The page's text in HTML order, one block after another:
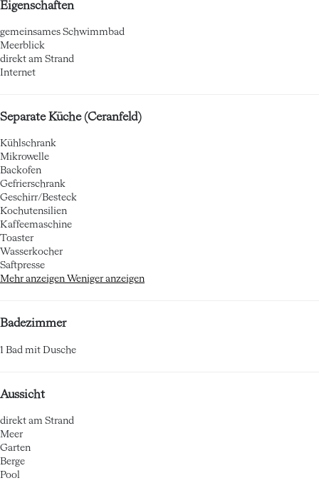
Eigenschaften
gemeinsames Schwimmbad
Meerblick
direkt am Strand
Internet
Separate Küche (Ceranfeld)
Kühlschrank
Mikrowelle
Backofen
Gefrierschrank
Geschirr/Besteck
Kochutensilien
Kaffeemaschine
Toaster
Wasserkocher
Saftpresse
Mehr anzeigen Weniger anzeigen
Badezimmer
1 Bad mit Dusche
Aussicht
direkt am Strand
Meer
Garten
Berge
Pool